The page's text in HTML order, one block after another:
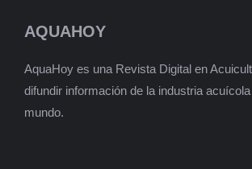
AQUAHOY
AquaHoy es una Revista Digital en
difundir información de la industria acuícola
mundo.